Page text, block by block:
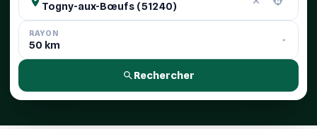
RAYON
Rechercher